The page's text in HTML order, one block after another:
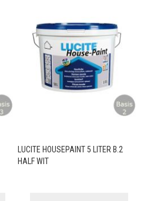
LUCITE HOUSEPAINT 5 LITER B.2
HALF WIT